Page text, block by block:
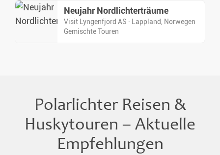
Neujahr Nordlichterträume
Visit Lyngenfjord AS · Lappland, Norwegen
Gemischte Touren
Polarlichter Reisen &
Huskytouren – Aktuelle
Empfehlungen